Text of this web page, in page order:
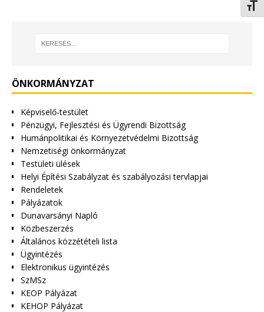
ÖNKORMÁNYZAT
Képviselő-testület
Pénzügyi, Fejlesztési és Ügyrendi Bizottság
Humánpolitikai és Környezetvédelmi Bizottság
Nemzetiségi önkormányzat
Testületi ülések
Helyi Építési Szabályzat és szabályozási tervlapjai
Rendeletek
Pályázatok
Dunavarsányi Napló
Közbeszerzés
Általános közzétételi lista
Ügyintézés
Elektronikus ügyintézés
SzMSz
KEOP Pályázat
KEHOP Pályázat